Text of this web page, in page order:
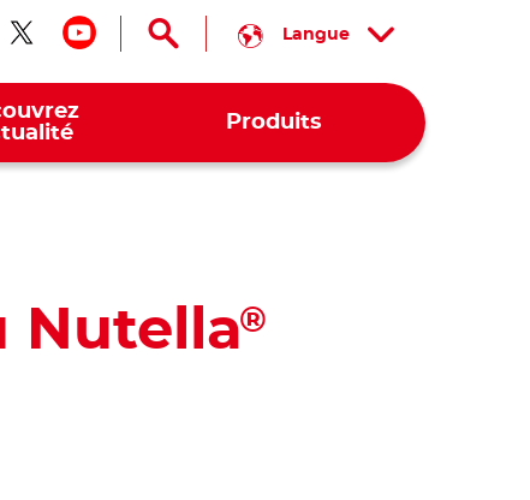
nous sur facebook
Suivez-nous sur twitter
Suivez-nous sur youtube
Langue
Produits
Nutella®